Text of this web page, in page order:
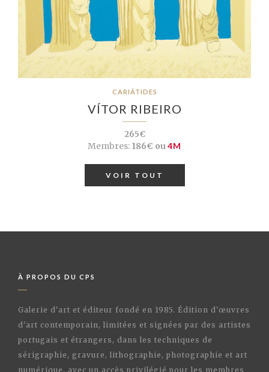
CARIÁTIDES
VÍTOR RIBEIRO
265€
Membres: 186€ ou4M
VOIR TOUT
À PROPOS DU CPS
Galerie d'art et éditeur fondé en 1985. Édition d'œuvres
d'art contemporain, limitées et signées par des artistes
portugais et étrangers, dans les techniques de
sérigraphie, gravure, lithographie, photographie et art
numérique, avec un accès privilégié pour les membres